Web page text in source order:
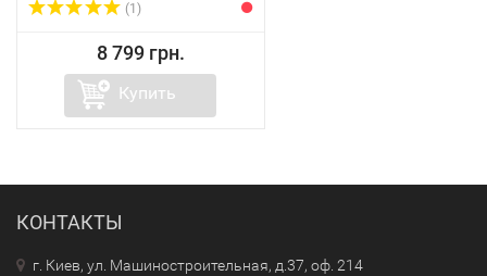
(1)
8 799 грн.
Купить
КОНТАКТЫ
г. Киев, ул. Машиностроительная, д.37, оф. 214